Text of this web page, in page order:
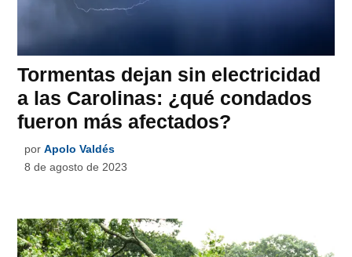
Tormentas dejan sin electricidad
a las Carolinas: ¿qué condados
fueron más afectados?
por Apolo Valdés
8 de agosto de 2023